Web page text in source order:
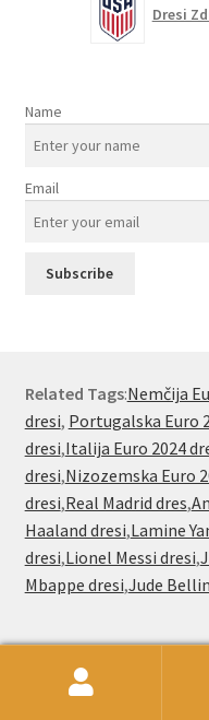
Dresi
Name
Email
Related Tags:Nemčija
dresi, Portugalska Euro
dresi,Italija Euro 2024
dresi,Nizozemska Euro
dresi,Real Madrid dres,
Haaland dresi,Lamine
dresi,Lionel Messi dresi,
Mbappe dresi,Jude